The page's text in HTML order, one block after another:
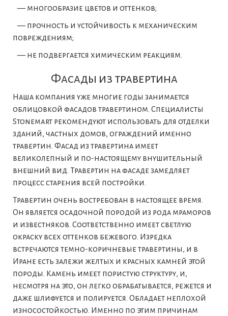
— многообразие цветов и оттенков;
— прочность и устойчивость к механическим
повреждениям;
— не подвергается химическим реакциям.
Фасады из травертина
Наша компания уже многие годы занимается
облицовкой фасадов травертином . Специалисты
Stonemart рекомендуют использовать для отделки
зданий, частных домов, ограждений именно
травертин. Фасад из травертина имеет
великолепный и по-настоящему внушительный
внешний вид. Травертин на фасаде замедляет
процесс старения всей постройки.
Травертин очень востребован в настоящее время.
Он является осадочной породой из рода мраморов
и известняков. Соответственно имеет светлую
окраску всех оттенков бежевого. Изредка
встречаются темно-коричневые травертины, и в
Иране есть залежи желтых и красных камней этой
породы. Камень имеет пористую структуру, и,
несмотря на это, он легко обрабатывается, режется и
даже шлифуется и полируется. Обладает неплохой
износостойкостью. Именно по этим причинам